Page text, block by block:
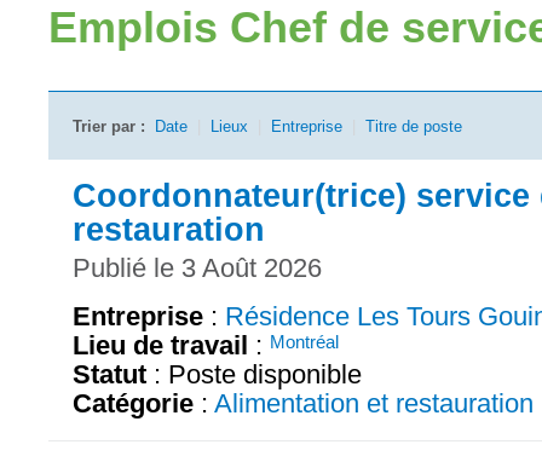
Emplois Chef de
Trier par : Date Lieux Entreprise Titre de poste
Coordonnateur(trice) service
restauration
Publié le 3 Août 2026
Entreprise : Résidence Les Tours
Lieu de travail : Montréal
Statut : Poste disponible
Catégorie : Alimentation et restauration